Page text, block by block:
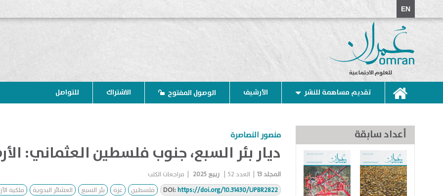
EN
للعلوم الاجتماعية
تقديم مساهمة للنشر الأرشيف الوصول المفتوح الاشتراك للتواصل
منصور النصاصرة
ديار بئر السبع، جنوب فلسطين العثماني:
المجلد13 العدد52 ربيع 2025
مراجعات الكتب
DOI:https://doi.org/10.31430/UPBR2822 فلسطين غزة بئر السبع العشائر البدوية ملكية
أعداد سابقة